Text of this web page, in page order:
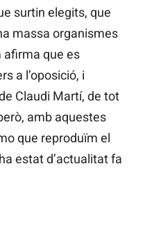
surtin elegits, que
massa organismes
afirma que es
a l’oposició, i
Claudi Martí, de tot
amb aquestes
que reproduïm el
estat d’actualitat fa